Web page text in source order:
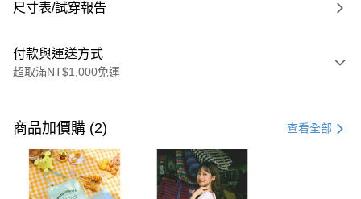
尺寸表/試穿報告
付款與運送方式
超取滿NT$1,000免運
信用卡一次付款
購物金
超商取貨付款
商品加價購 (2) 查看全部